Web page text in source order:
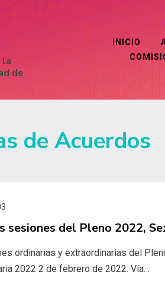
la
de
INICIO
de Acuerdos
sesiones del Pleno 2022,
ordinarias y extraordinarias del
2022 2 de febrero de 2022. Vía…